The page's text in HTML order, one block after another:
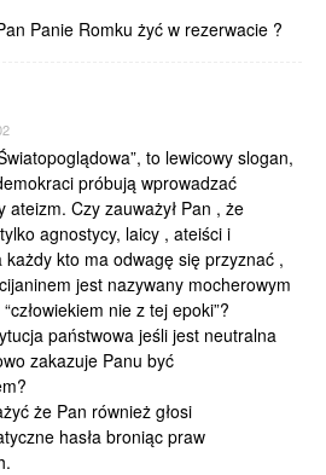
Panie Romku żyć w rezerwacie ?
to lewicowy slogan,
próbują wprowadzać
ateizm. Czy zauważył Pan , że
agnostycy, laicy , ateiści i
każdy kto ma odwagę się przyznać ,
jest nazywany mocherowym
nie z tej epoki”?
państwowa jeśli jest neutralna
zakazuje Panu być
że Pan również głosi
hasła broniąc praw